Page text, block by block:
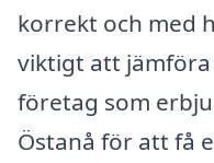
korrekt och med
viktigt att
företag som
Östanå för att få